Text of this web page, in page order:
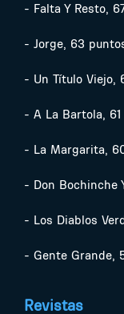
- Falta Y Resto,
- Jorge, 63
- Un Título Viejo,
- A La Bartola,
- La Margarita,
- Don Bochinche
- Los Diablos
- Gente Grande,
Revistas